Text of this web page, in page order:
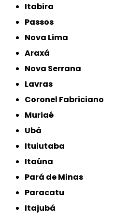
Itabira
Passos
Nova Lima
Araxá
Nova Serrana
Lavras
Coronel Fabriciano
Muriaé
Ubá
Ituiutaba
Itaúna
Pará de Minas
Paracatu
Itajubá